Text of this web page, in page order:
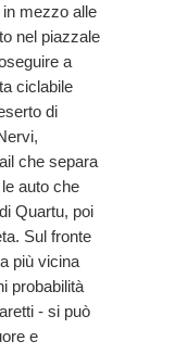
mezzo alle
nel piazzale
a
ciclabile
di
che separa
auto che
Quartu, poi
Sul fronte
più vicina
probabilità
- si può
e